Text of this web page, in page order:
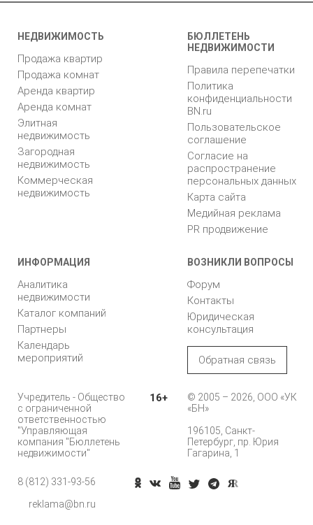
НЕДВИЖИМОСТЬ
Продажа квартир
Продажа комнат
Аренда квартир
Аренда комнат
Элитная
недвижимость
Загородная
недвижимость
Коммерческая
недвижимость
БЮЛЛЕТЕНЬ
НЕДВИЖИМОСТИ
Правила перепечатки
Политика
конфиденциальности
BN.ru
Пользовательское
соглашение
Согласие на
распространение
персональных данных
Карта сайта
Медийная реклама
PR продвижение
ИНФОРМАЦИЯ
Аналитика
недвижимости
Каталог компаний
Партнеры
Календарь
мероприятий
ВОЗНИКЛИ ВОПРОСЫ
Форум
Контакты
Юридическая
консультация
Обратная связь
Учредитель - Общество
с ограниченной
ответственностью
"Управляющая
компания "Бюллетень
недвижимости"
16+
© 2005 – 2026, ООО «УК
«БН»
196105, Санкт-
Петербург, пр. Юрия
Гагарина, 1
8 (812) 331-93-56
reklama@bn.ru